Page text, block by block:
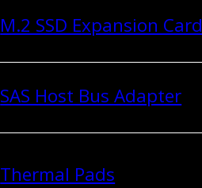
M.2 SSD Expansion Card
SAS Host Bus Adapter
Thermal Pads